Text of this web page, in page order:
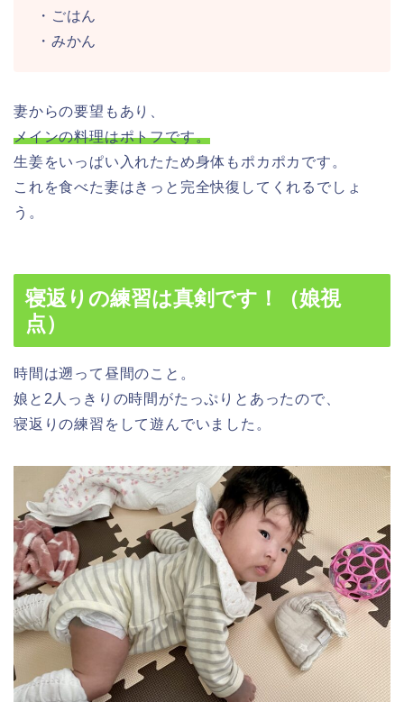
・ごはん
・みかん
妻からの要望もあり、
メインの料理はポトフです。
生姜をいっぱい入れたため身体もポカポカです。
これを食べた妻はきっと完全快復してくれるでしょ
う。
寝返りの練習は真剣です！（娘視
点）
時間は遡って昼間のこと。
娘と2人っきりの時間がたっぷりとあったので、
寝返りの練習をして遊んでいました。